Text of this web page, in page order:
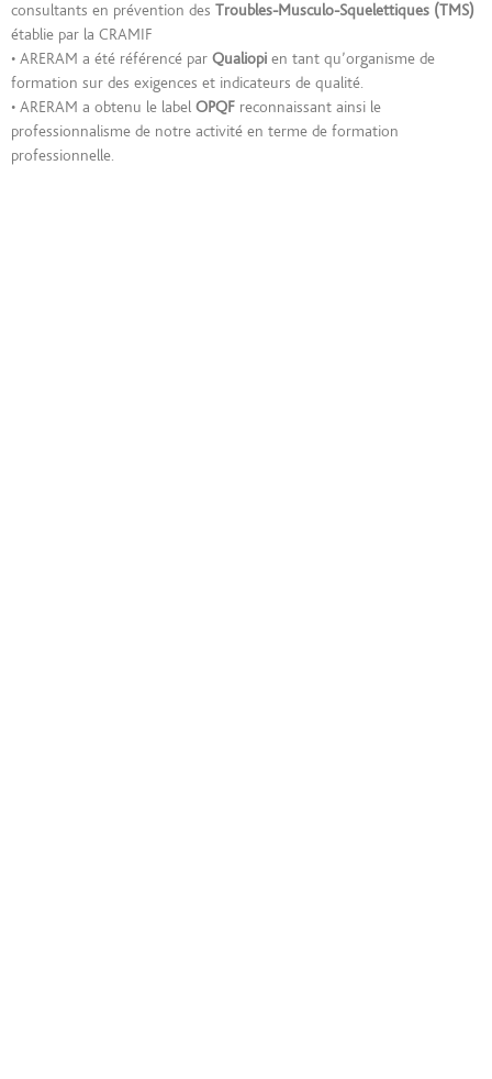
consultants en prévention des Troubles-Musculo-Squelettiques (TMS)
établie par la CRAMIF
• ARERAM a été référencé par Qualiopi en tant qu’organisme de
formation sur des exigences et indicateurs de qualité.
• ARERAM a obtenu le label OPQF reconnaissant ainsi le
professionnalisme de notre activité en terme de formation
professionnelle.